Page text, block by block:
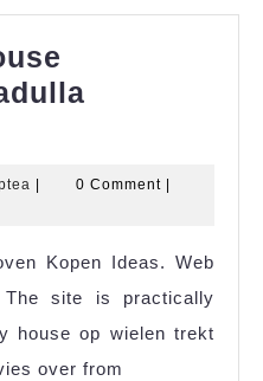
apeptea0 Comment
Kopen Ideas. Web
site is practically
house op wielen trekt
over from